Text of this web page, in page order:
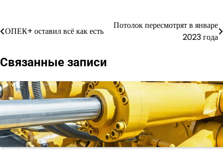
Навигация
записям
ОПЕК+ оставил всё как есть
Потолок пересмотрят в январе
2023 года
Связанные записи